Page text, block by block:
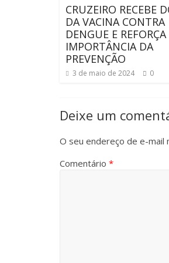
CRUZEIRO RECEBE
DA VACINA CONTRA
DENGUE E REFORÇA
IMPORTÂNCIA DA
PREVENÇÃO
3 de maio de 2024 0
Deixe um
O seu endereço de e-mail
Comentário *